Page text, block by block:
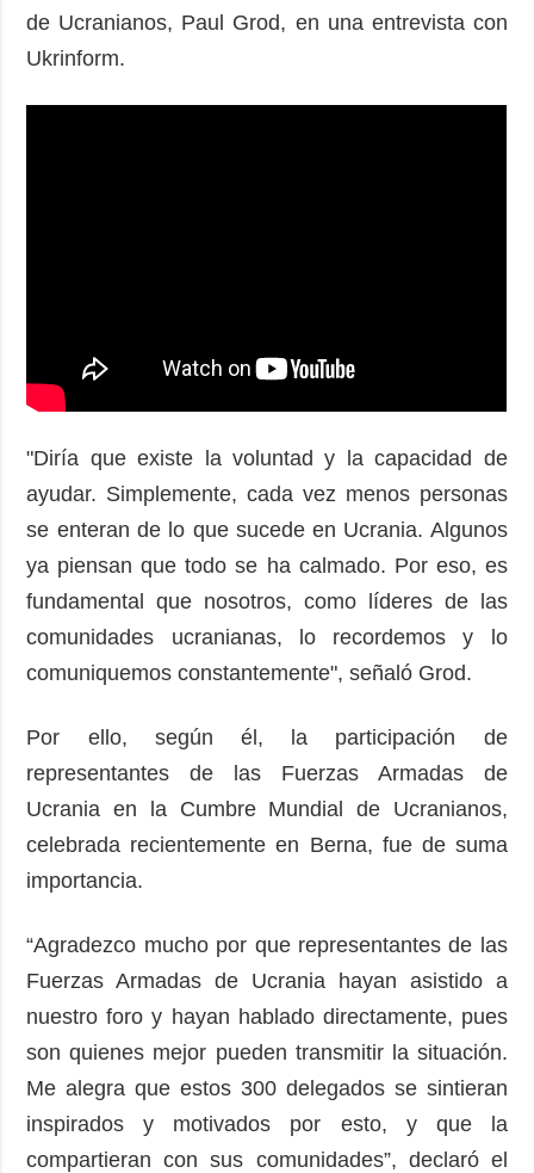
de Ucranianos, Paul Grod, en una entrevista con
Ukrinform.
"Diría que existe la voluntad y la capacidad de
ayudar. Simplemente, cada vez menos personas
se enteran de lo que sucede en Ucrania. Algunos
ya piensan que todo se ha calmado. Por eso, es
fundamental que nosotros, como líderes de las
comunidades ucranianas, lo recordemos y lo
comuniquemos constantemente", señaló Grod.
Por ello, según él, la participación de
representantes de las Fuerzas Armadas de
Ucrania en la Cumbre Mundial de Ucranianos,
celebrada recientemente en Berna, fue de suma
importancia.
“Agradezco mucho por que representantes de las
Fuerzas Armadas de Ucrania hayan asistido a
nuestro foro y hayan hablado directamente, pues
son quienes mejor pueden transmitir la situación.
Me alegra que estos 300 delegados se sintieran
inspirados y motivados por esto, y que la
compartieran con sus comunidades”, declaró el